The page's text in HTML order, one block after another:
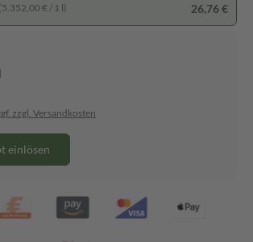
(5.352,00 € / 1 l) 26,76 €
zzgl. Versandkosten
einlösen